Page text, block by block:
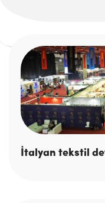
İtalyan tekstil